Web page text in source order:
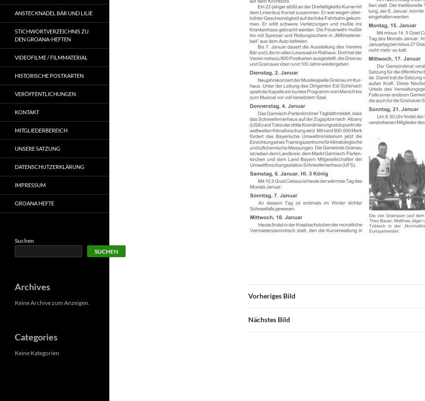
Vorheriges Bild
Nächstes Bild
ANSTECKNADEL BÄR UND LILIE
STICHWORTVERZEICHNIS ZU
DEN GROANA-HEFTEN
VIDEOFILME / FILMMATERIAL
HISTORISCHE POSTKARTEN
VERÖFFENTLICHUNGEN
KONTAKT
MITGLIEDERBEREICH
UNSERE SATZUNG
DATENSCHUTZERKLÄRUNG
IMPRESSUM
GROANA HEFTE
Suchen
SUCHEN
Archives
Keine Archive zum Anzeigen.
Categories
Keine Kategorien